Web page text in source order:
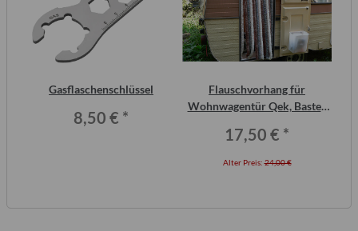
Gasflaschenschlüssel
8,50 € *
Flauschvorhang für
Wohnwagentür Qek, Bastei,
17,50 € *
Alter Preis:24,00 €